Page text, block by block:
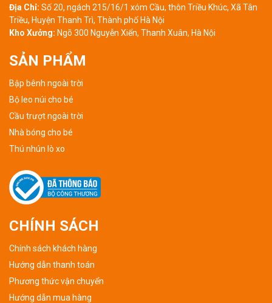
Địa Chỉ: Số 20, ngách 215/16/1 xóm Cầu, thôn Triều Khúc, Xã Tân
Triều, Huyện Thanh Trì, Thành phố Hà Nội
Kho Xưởng: Ngõ 300 Nguyễn Xiển, Thanh Xuân, Hà Nội
SẢN PHẨM
Bập bênh ngoài trời
Bộ leo núi cho bé
Cầu trượt ngoài trời
Nhà bóng cho bé
Thú nhún lò xo
CHÍNH SÁCH
Chính sách khách hàng
Hướng dẫn thanh toán
Phương thức vận chuyển
Hướng dẫn mua hàng